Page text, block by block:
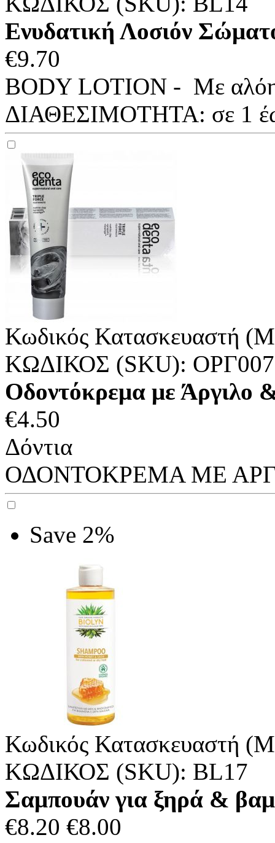
Ενυδατική Λοσιόν
€9.70
BODY LOTION - Με αλόη
ΔΙΑΘΕΣΙΜΟΤΗΤΑ: σε 1
Κωδικός Κατασκευαστή
ΚΩΔΙΚΟΣ (SKU): ΟΡΓ007
Οδοντόκρεμα με Άργιλο
€4.50
Δόντια
ΟΔΟΝΤΟΚΡΕΜΑ ΜΕ
Save 2%
Κωδικός Κατασκευαστή
ΚΩΔΙΚΟΣ (SKU): BL17
Σαμπουάν για ξηρά &
€8.20 €8.00